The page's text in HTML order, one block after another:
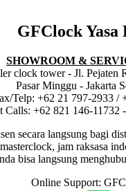
GFClock Yasa
SHOWROOM &
clock tower - Jl. Pejaten
Pasar Minggu - Jakarta
Telp: +62 21 797-2933 /
Calls: +62 821 146-11732
secara langsung bagi
jam raksasa
bisa langsung
Online Support: